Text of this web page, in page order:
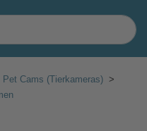
Pet Cams (Tierkameras)